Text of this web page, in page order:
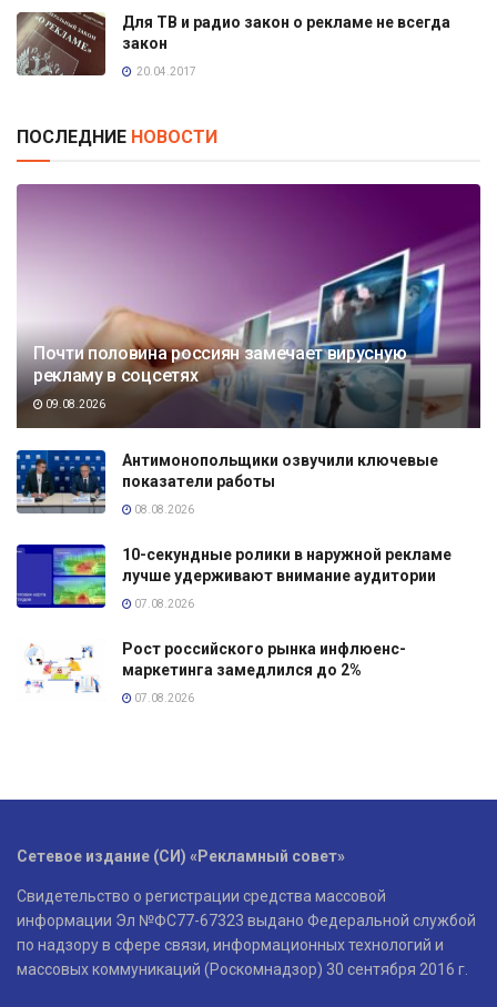
Для ТВ и радио закон о рекламе не всегда
закон
20.04.2017
ПОСЛЕДНИЕ НОВОСТИ
Почти половина россиян замечает вирусную
рекламу в соцсетях
09.08.2026
Антимонопольщики озвучили ключевые
показатели работы
08.08.2026
10-секундные ролики в наружной рекламе
лучше удерживают внимание аудитории
07.08.2026
Рост российского рынка инфлюенс-
маркетинга замедлился до 2%
07.08.2026
Сетевое издание (СИ) «Рекламный совет»
Свидетельство о регистрации средства массовой
информации Эл №ФС77-67323 выдано Федеральной службой
по надзору в сфере связи, информационных технологий и
массовых коммуникаций (Роскомнадзор) 30 сентября 2016 г.